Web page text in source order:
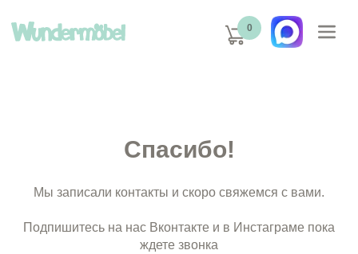
0
Спасибо!
Мы записали контакты и скоро свяжемся с вами.
Подпишитесь на нас Вконтакте и в Инстаграме пока
ждете звонка